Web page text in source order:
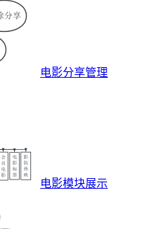
电影分享管理
电影模块展示